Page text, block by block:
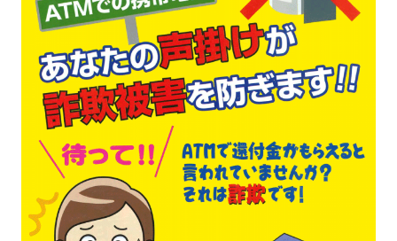
企業情報
アクセス
採用情報
契約約款
個人情報保護に関する基
本方針
個人情報の保護に関する
番組放送基準
放送番組審議会
よくある質問
マスコットファミリー
サイトマップ